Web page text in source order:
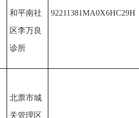
和平南社
区李万良
诊所
92211381MA0X6HC29H
北票市城
关管理区